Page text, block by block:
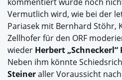
Vermutlich wird, wie bei der
Pariasek mit Bernhard Stöhr,
Zellhofer für den ORF
wieder Herbert „Schneckerl“
Neben ihm könnte
Steineraller Voraussicht